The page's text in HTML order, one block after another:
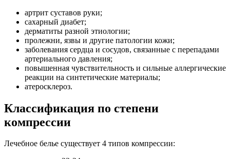
артрит суставов руки;
сахарный диабет;
дерматиты разной этиологии;
пролежни, язвы и другие патологии кожи;
заболевания сердца и сосудов, связанные с перепадами
артериального давления;
повышенная чувствительность и сильные аллергические
реакции на синтетические материалы;
атеросклероз.
Классификация по степени
компрессии
Лечебное белье существует 4 типов компрессии: